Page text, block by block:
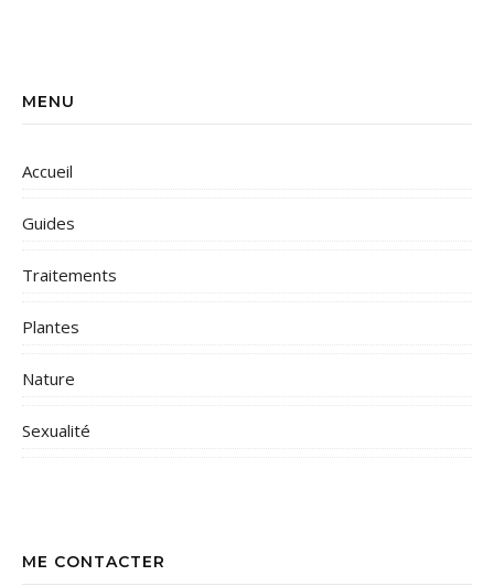
MENU
Accueil
Guides
Traitements
Plantes
Nature
Sexualité
ME CONTACTER